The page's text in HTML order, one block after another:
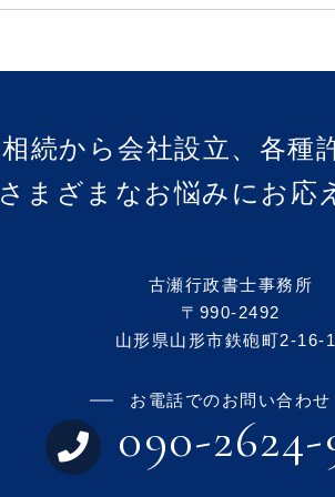
相続から会社設立、各種
さまざまなお悩みにお応
古瀬行政書士事務所
〒990-2492
山形県山形市鉄砲町2-16-
お電話でのお問い合わせ
090-2624-